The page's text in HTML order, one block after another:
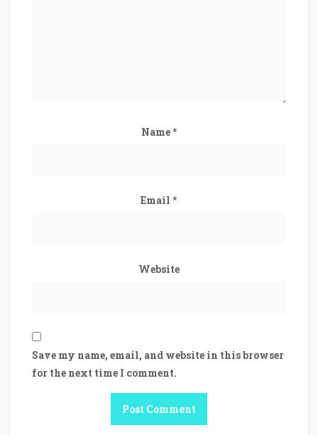
Name*
Email *
Website
Save my name, email, and website in this browser
for the next time I comment.